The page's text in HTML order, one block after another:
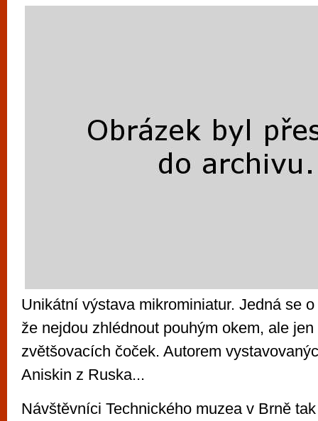
Unikátní výstava mikrominiatur. Jedná se
že nejdou zhlédnout pouhým okem, ale
zvětšovacích čoček. Autorem
Aniskin z Ruska...
Návštěvníci Technického muzea v Brně